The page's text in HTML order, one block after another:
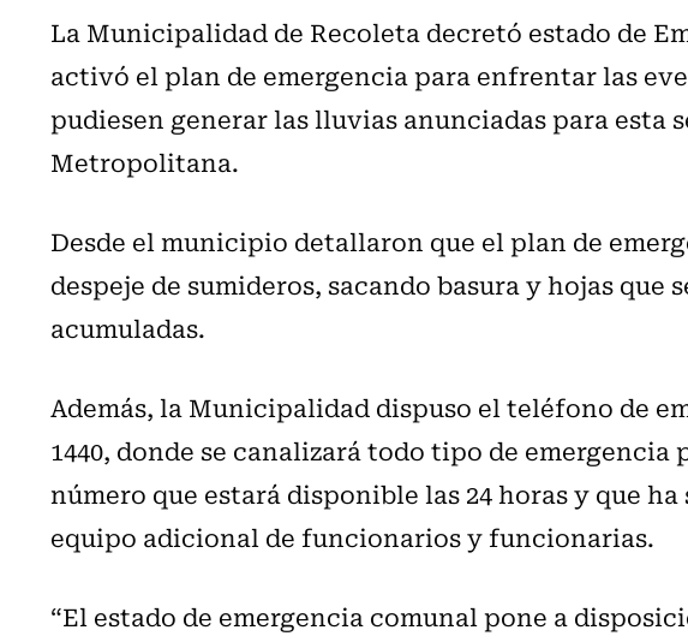
La Municipalidad de Recoleta decretó estado de
activó el plan de emergencia para enfrentar las
pudiesen generar las lluvias anunciadas para esta
Metropolitana.
Desde el municipio detallaron que el plan de
despeje de sumideros, sacando basura y hojas que
acumuladas.
Además, la Municipalidad dispuso el teléfono de
1440, donde se canalizará todo tipo de
número que estará disponible las 24 horas y que
equipo adicional de funcionarios y funcionarias.
“El estado de emergencia comunal pone a